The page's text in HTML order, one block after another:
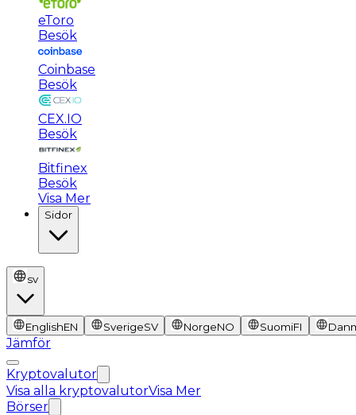
eToro
Besök
Coinbase
Besök
CEX.IO
Besök
Bitfinex
Besök
Visa Mer
Sidor
sv
EnglishEN SverigeSV NorgeNO SuomiFI
Jämför
Kryptovalutor
Visa alla kryptovalutorVisa Mer
Börser